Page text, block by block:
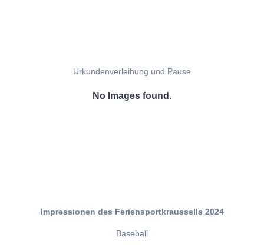
Urkundenverleihung und Pause
No Images found.
Impressionen des Feriensportkraussells 2024
Baseball